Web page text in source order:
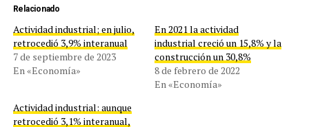
Relacionado
Actividad industrial; en julio,
retrocedió 3,9% interanual
7 de septiembre de 2023
En «Economía»
En 2021 la actividad
industrial creció un 15,8% y la
construcción un 30,8%
8 de febrero de 2022
En «Economía»
Actividad industrial: aunque
retrocedió 3,1% interanual,